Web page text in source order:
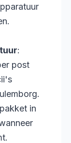
:
post
in